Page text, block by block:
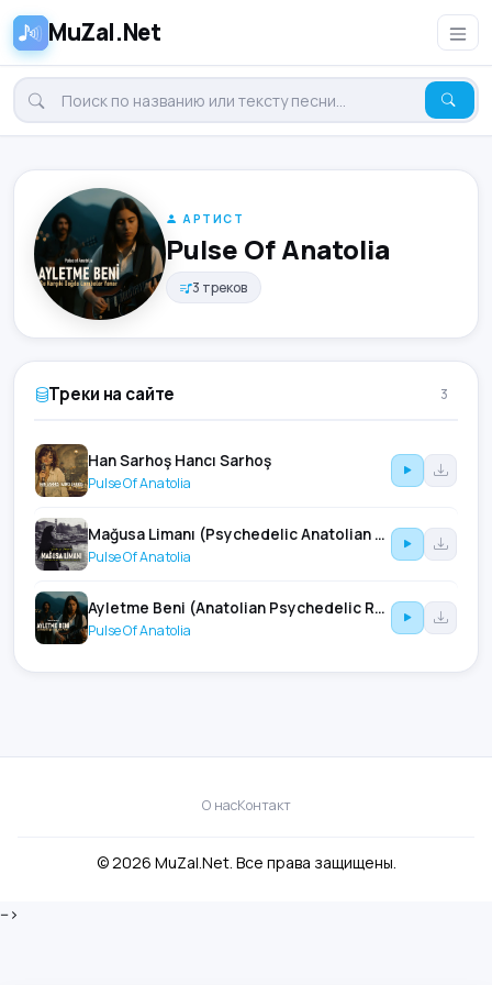
MuZal.Net
АРТИСТ
Pulse Of Anatolia
3 треков
Треки на сайте 3
Han Sarhoş Hancı Sarhoş
Pulse Of Anatolia
Mağusa Limanı (Psychedelic Anatolian Rock)
Pulse Of Anatolia
Ayletme Beni (Anatolian Psychedelic Rock)
Pulse Of Anatolia
О насКонтакт
© 2026 MuZal.Net. Все права защищены.
-->